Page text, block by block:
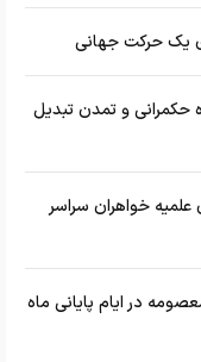
یک حرکت جهانی
حکمرانی و تمدن تبدیل
خواهران سراسر
در ایام پایانی ماه